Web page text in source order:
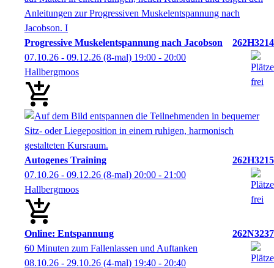
Progressive Muskelentspannung nach Jacobson
262H3214
07.10.26 - 09.12.26 (8-mal) 19:00 - 20:00
Hallbergmoos
Autogenes Training
262H3215
07.10.26 - 09.12.26 (8-mal) 20:00 - 21:00
Hallbergmoos
Online: Entspannung
262N3237
60 Minuten zum Fallenlassen und Auftanken
08.10.26 - 29.10.26 (4-mal) 19:40 - 20:40